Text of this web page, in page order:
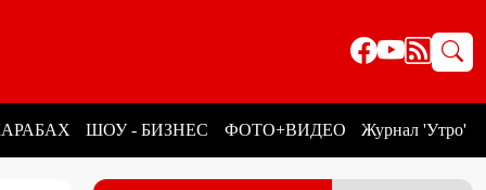
ШОУ - БИЗНЕС ФОТО+ВИДЕО Журнал 'Утро'